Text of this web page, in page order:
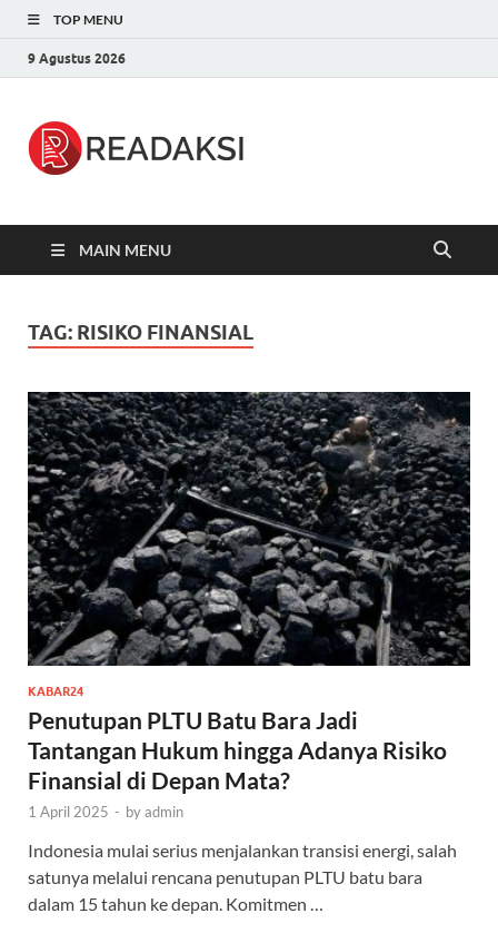
TOP MENU
9 Agustus 2026
MAIN MENU
TAG: RISIKO FINANSIAL
KABAR24
Penutupan PLTU Batu Bara Jadi
Tantangan Hukum hingga Adanya Risiko
Finansial di Depan Mata?
1 April 2025 - byadmin
Indonesia mulai serius menjalankan transisi energi, salah
satunya melalui rencana penutupan PLTU batu bara
dalam 15 tahun ke depan. Komitmen …